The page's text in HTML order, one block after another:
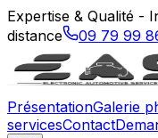
Expertise & Qualité -
distance
09 79 99
PrésentationGalerie
servicesContact